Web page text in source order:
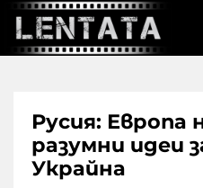
Русия: Европа
разумни идеи
Украйна